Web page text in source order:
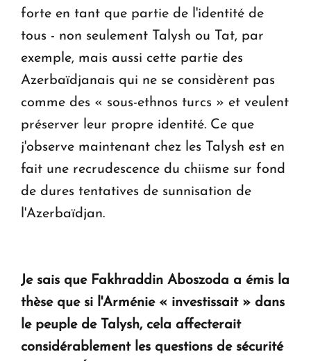
forte en tant que partie de l'identité de
tous - non seulement Talysh ou Tat, par
exemple, mais aussi cette partie des
Azerbaïdjanais qui ne se considèrent pas
comme des « sous-ethnos turcs » et veulent
préserver leur propre identité. Ce que
j'observe maintenant chez les Talysh est en
fait une recrudescence du chiisme sur fond
de dures tentatives de sunnisation de
l'Azerbaïdjan.
Je sais que Fakhraddin Aboszoda a émis la
thèse que si l'Arménie « investissait » dans
le peuple de Talysh, cela affecterait
considérablement les questions de sécurité